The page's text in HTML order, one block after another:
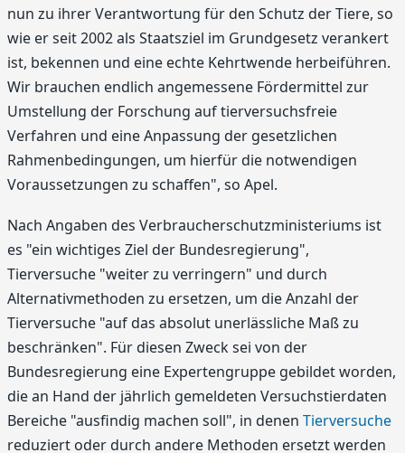
nun zu ihrer Verantwortung für den Schutz der Tiere, so
wie er seit 2002 als Staatsziel im Grundgesetz verankert
ist, bekennen und eine echte Kehrtwende herbeiführen.
Wir brauchen endlich angemessene Fördermittel zur
Umstellung der Forschung auf tierversuchsfreie
Verfahren und eine Anpassung der gesetzlichen
Rahmenbedingungen, um hierfür die notwendigen
Voraussetzungen zu schaffen", so Apel.
Nach Angaben des Verbraucherschutzministeriums ist
es "ein wichtiges Ziel der Bundesregierung",
Tierversuche "weiter zu verringern" und durch
Alternativmethoden zu ersetzen, um die Anzahl der
Tierversuche "auf das absolut unerlässliche Maß zu
beschränken". Für diesen Zweck sei von der
Bundesregierung eine Expertengruppe gebildet worden,
die an Hand der jährlich gemeldeten Versuchstierdaten
Bereiche "ausfindig machen soll", in denen Tierversuche
reduziert oder durch andere Methoden ersetzt werden